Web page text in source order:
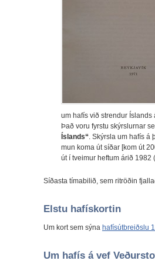
um hafís við strendur
Það voru fyrstu skýrslurnar
Íslands“. Skýrsla um hafís á
mun koma út síðar [kom út
út í tveimur heftum árið 1982
Síðasta tímabilið, sem ritröðin
Elstu hafískortin
Um kort sem sýna hafísútbreiðslu
Um hafís á vef